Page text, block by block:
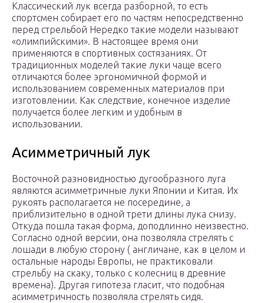
Классический лук всегда разборной, то есть
спортсмен собирает его по частям непосредственно
перед стрельбой Нередко такие модели называют
«олимпийскими». В настоящее время они
применяются в спортивных состязаниях. От
традиционных моделей такие луки чаще всего
отличаются более эргономичной формой и
использованием современных материалов при
изготовлении. Как следствие, конечное изделие
получается более легким и удобным в
использовании.
Асимметричный лук
Восточной разновидностью дугообразного луга
являются асимметричные луки Японии и Китая. Их
рукоять располагается не посередине, а
приблизительно в одной трети длины лука снизу.
Откуда пошла такая форма, доподлинно неизвестно.
Согласно одной версии, она позволяла стрелять с
лошади в любую сторону ( англичане, как в целом и
остальные народы Европы, не практиковали
стрельбу на скаку, только с колесниц в древние
времена). Другая гипотеза гласит, что подобная
асимметричность позволяла стрелять сидя.